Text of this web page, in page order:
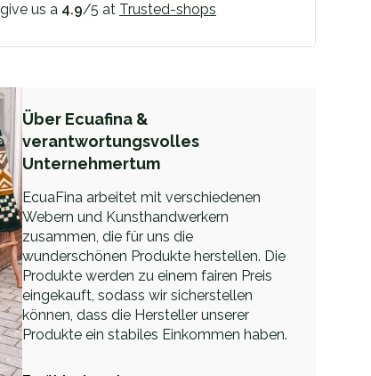
us a 4.9/5 at Trusted-shops
Über Ecuafina &
verantwortungsvolles
Unternehmertum
EcuaFina arbeitet mit verschiedenen
Webern und Kunsthandwerkern
zusammen, die für uns die
wunderschönen Produkte herstellen. Die
Produkte werden zu einem fairen Preis
eingekauft, sodass wir sicherstellen
können, dass die Hersteller unserer
Produkte ein stabiles Einkommen haben.